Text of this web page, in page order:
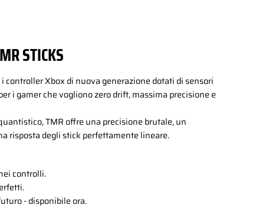
STICKS
controller Xbox di nuova generazione dotati di sensori
i gamer che vogliono zero drift, massima precisione e
TMR offre una precisione brutale, un
risposta degli stick perfettamente lineare.
controlli.
- disponibile ora.